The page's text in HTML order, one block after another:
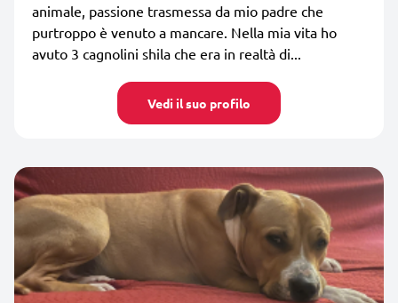
animale, passione trasmessa da mio padre che
purtroppo è venuto a mancare. Nella mia vita ho
avuto 3 cagnolini shila che era in realtà di...
Vedi il suo profilo